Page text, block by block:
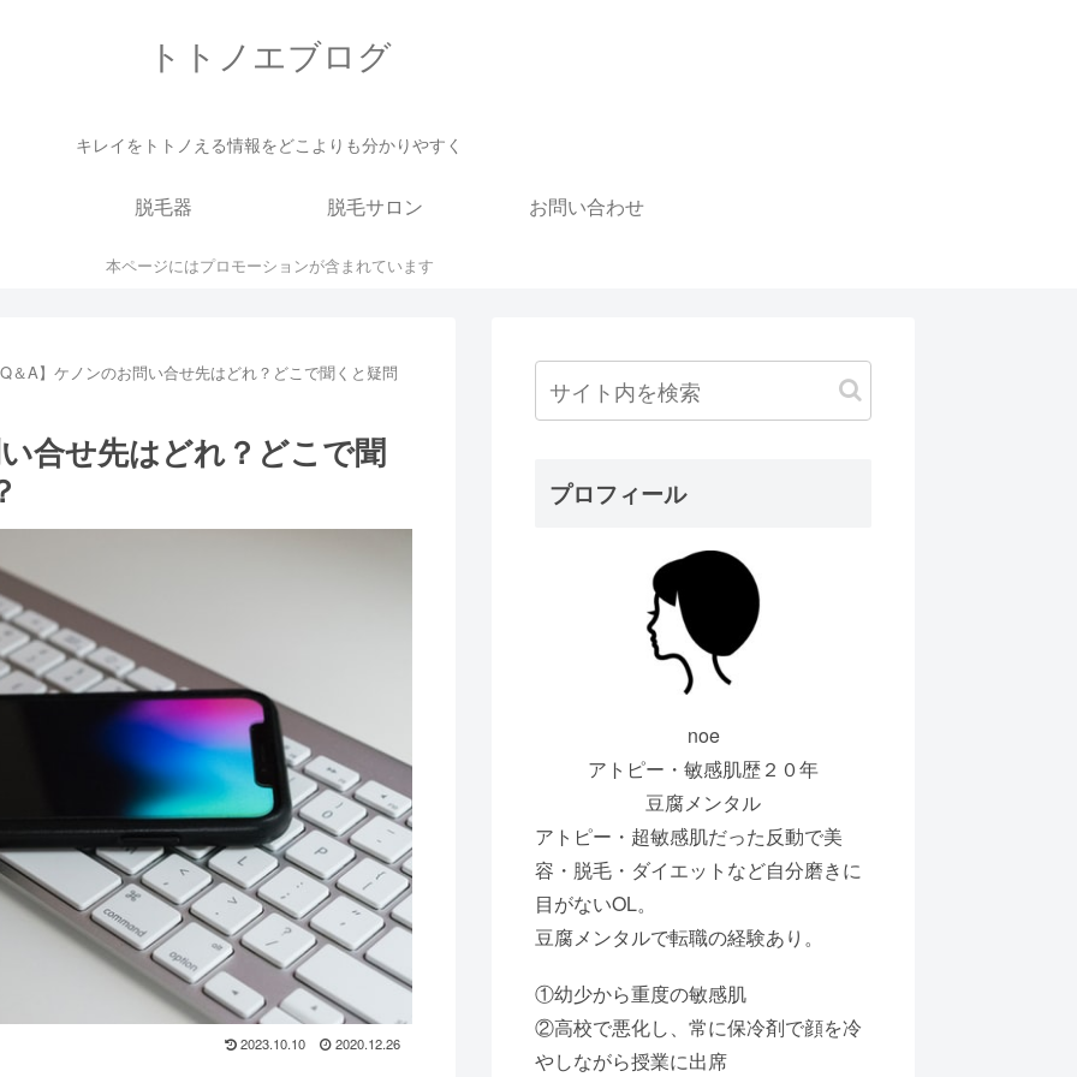
トトノエブログ
キレイをトトノえる情報をどこよりも分かりやすく
脱毛器 脱毛サロン お問い合わせ
本ページにはプロモーションが含まれています
＆A】ケノンのお問い合せ先はどれ？どこで聞くと疑問
合せ先はどれ？どこで聞
2023.10.10 2020.12.26
プロフィール
noe
アトピー・敏感肌歴２０年
豆腐メンタル
アトピー・超敏感肌だった反動で美
容・脱毛・ダイエットなど自分磨きに
目がないOL。
豆腐メンタルで転職の経験あり。
①幼少から重度の敏感肌
②高校で悪化し、常に保冷剤で顔を冷
やしながら授業に出席